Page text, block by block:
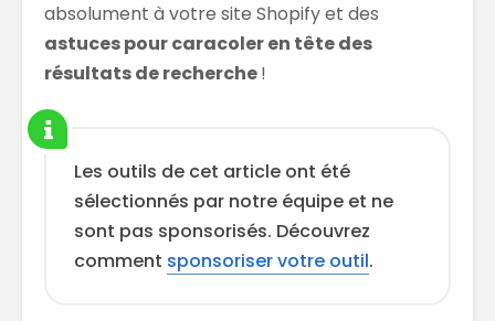
absolument à votre site Shopify et des
astuces pour caracoler en tête des
résultats de recherche!
Les outils de cet article ont été
sélectionnés par notre équipe et ne
sont pas sponsorisés. Découvrez
comment sponsoriser votre outil.